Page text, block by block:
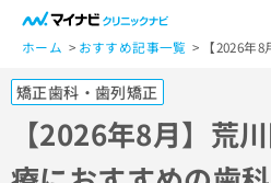
ホーム おすすめ記事一覧 【2026年
矯正歯科・歯列矯正
【2026年8月】荒
一
般
ー
ザ
ー
の